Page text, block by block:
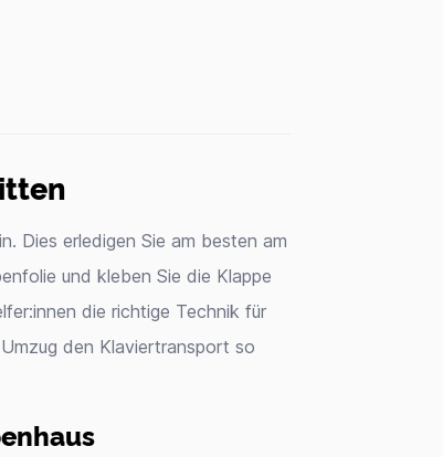
Dies erledigen Sie am besten am
und kleben Sie die Klappe
die richtige Technik für
den Klaviertransport so